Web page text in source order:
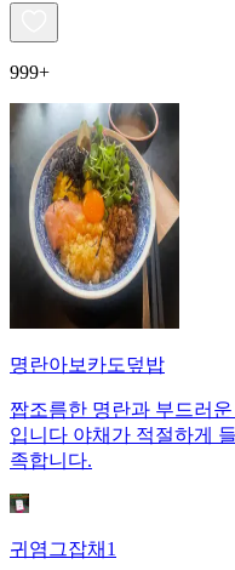
999+
명란아보카도덮밥
짭조름한 명란과 부드러
입니다 야채가 적절하게
족합니다.
귀염그잡채1